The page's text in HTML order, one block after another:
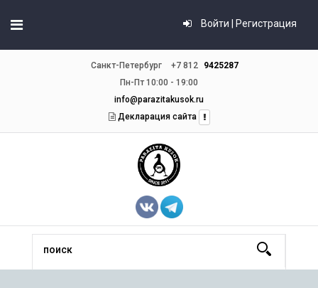
Войти | Регистрация
Санкт-Петербург +7 812
9425287
Пн-Пт 10:00 - 19:00
info@parazitakusok.ru
Декларация сайта